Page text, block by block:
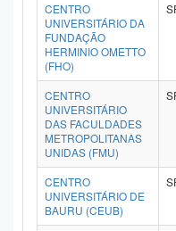
CENTRO
UNIVERSITÁRIO DA
FUNDAÇÃO
HERMINIO OMETTO
(FHO)
CENTRO
UNIVERSITÁRIO
DAS FACULDADES
METROPOLITANAS
UNIDAS (FMU)
CENTRO
UNIVERSITÁRIO DE
BAURU (CEUB)